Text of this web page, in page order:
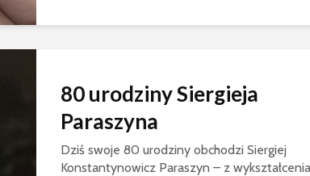
80 urodziny Siergieja
Paraszyna
Dziś swoje 80 urodziny obchodzi Siergiej
Konstantynowicz Paraszyn – z wykształcenia